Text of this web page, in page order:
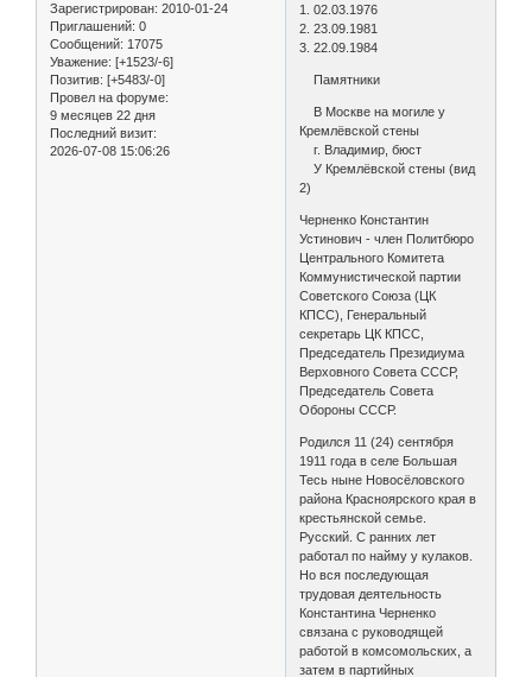
Зарегистрирован: 2010-01-24
Приглашений: 0
Сообщений: 17075
Уважение: [+1523/-6]
Позитив: [+5483/-0]
Провел на форуме:
9 месяцев 22 дня
Последний визит:
2026-07-08 15:06:26
1. 02.03.1976
2. 23.09.1981
3. 22.09.1984
Памятники
В Москве на могиле у
Кремлёвской стены
г. Владимир, бюст
У Кремлёвской стены (вид
2)
Черненко Константин
Устинович - член Политбюро
Центрального Комитета
Коммунистической партии
Советского Союза (ЦК
КПСС), Генеральный
секретарь ЦК КПСС,
Председатель Президиума
Верховного Совета СССР,
Председатель Совета
Обороны СССР.
Родился 11 (24) сентября
1911 года в селе Большая
Тесь ныне Новосёловского
района Красноярского края в
крестьянской семье.
Русский. С ранних лет
работал по найму у кулаков.
Но вся последующая
трудовая деятельность
Константина Черненко
связана с руководящей
работой в комсомольских, а
затем в партийных